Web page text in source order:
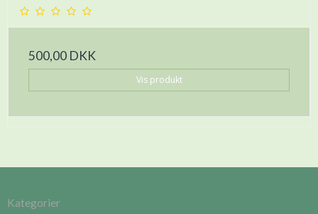
500,00 DKK
Vis produkt
Kategorier